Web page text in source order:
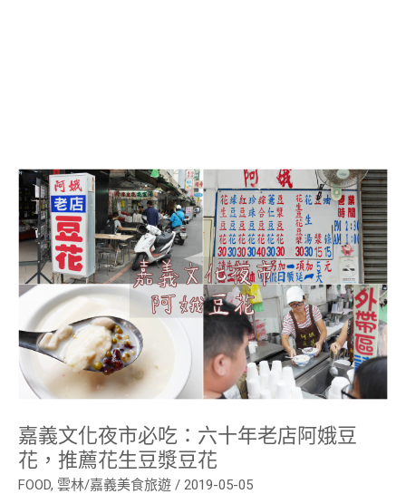
嘉義文化夜市必吃：六十年老店阿娥豆
花，推薦花生豆漿豆花
FOOD, 雲林/嘉義美食旅遊 / 2019-05-05
嘉
義
文
化
夜
市
必
吃：
六
十
年
老
店
阿
娥
豆
花，
推
薦
花
生